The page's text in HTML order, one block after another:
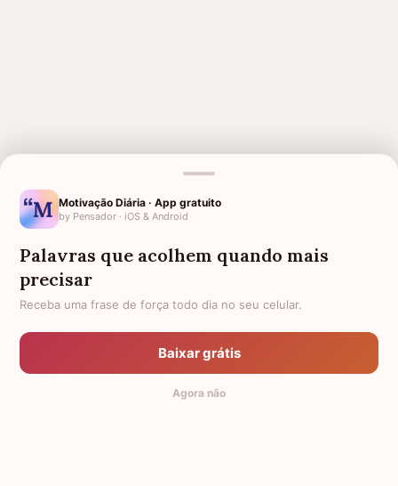
MENSAGENS RELACIONADAS
SAUDADES DO MEU AMOR
SAUDADES DO MEU FILHO
FRASES DE SAUDADES DE
SAUDADES DE QUEM PARTIU
3 MESES DE FALECIMENTO
PARA QUEM PERDEU UM IRMÃO
Motivação Diária · App gratuito
by Pensador · iOS & Android
Palavras que acolhem quando mais
precisar
Receba uma frase de força todo dia no seu celular.
Baixar grátis
Agora não